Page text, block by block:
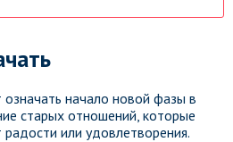
начало новой фазы в
старых отношений, которые
или удовлетворения.